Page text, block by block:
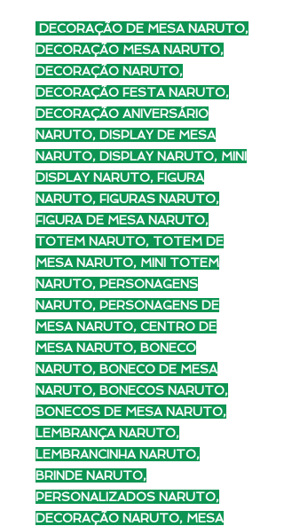
DECORAÇÃO DE MESA NARUTO,
DECORAÇÃO MESA NARUTO,
DECORAÇÃO NARUTO,
DECORAÇÃO FESTA NARUTO,
DECORAÇÃO ANIVERSÁRIO
NARUTO, DISPLAY DE MESA
NARUTO, DISPLAY NARUTO, MINI
DISPLAY NARUTO, FIGURA
NARUTO, FIGURAS NARUTO,
FIGURA DE MESA NARUTO,
TOTEM NARUTO, TOTEM DE
MESA NARUTO, MINI TOTEM
NARUTO, PERSONAGENS
NARUTO, PERSONAGENS DE
MESA NARUTO, CENTRO DE
MESA NARUTO, BONECO
NARUTO, BONECO DE MESA
NARUTO, BONECOS NARUTO,
BONECOS DE MESA NARUTO,
LEMBRANÇA NARUTO,
LEMBRANCINHA NARUTO,
BRINDE NARUTO,
PERSONALIZADOS NARUTO,
DECORAÇÃO NARUTO, MESA